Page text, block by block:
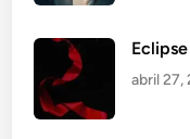
Eclipse
abril 27,